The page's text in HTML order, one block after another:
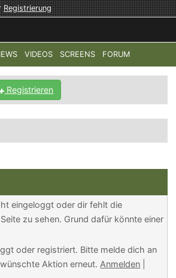
Registrierung
VIDEOS SCREENS FORUM
MODERN WARFARE 4 HALO:
Registrieren
eingeloggt oder dir fehlt die
zu sehen. Grund dafür könnte einer
oder registriert. Bitte melde dich an
Aktion erneut. Anmelden